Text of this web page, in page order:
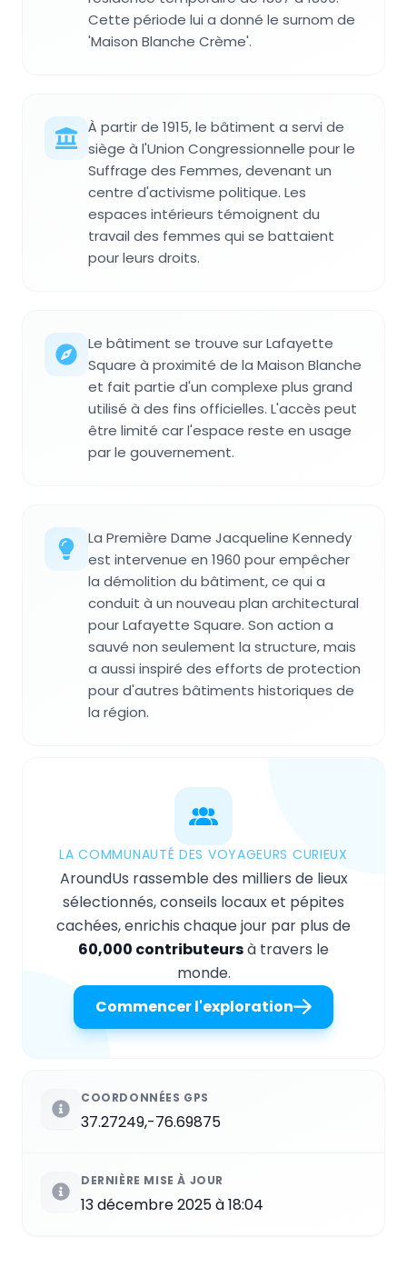
Cette période lui a donné le surnom de
'Maison Blanche Crème'.
À partir de 1915, le bâtiment a servi de
siège à l'Union Congressionnelle pour le
Suffrage des Femmes, devenant un
centre d'activisme politique. Les
espaces intérieurs témoignent du
travail des femmes qui se battaient
pour leurs droits.
Le bâtiment se trouve sur Lafayette
Square à proximité de la Maison Blanche
et fait partie d'un complexe plus grand
utilisé à des fins officielles. L'accès peut
être limité car l'espace reste en usage
par le gouvernement.
La Première Dame Jacqueline Kennedy
est intervenue en 1960 pour empêcher
la démolition du bâtiment, ce qui a
conduit à un nouveau plan architectural
pour Lafayette Square. Son action a
sauvé non seulement la structure, mais
a aussi inspiré des efforts de protection
pour d'autres bâtiments historiques de
la région.
LA COMMUNAUTÉ DES VOYAGEURS CURIEUX
AroundUs rassemble des milliers de lieux
sélectionnés, conseils locaux et pépites
cachées, enrichis chaque jour par plus de
60,000 contributeursà travers le
monde.
Commencer l'exploration
COORDONNÉES GPS
37.27249,-76.69875
DERNIÈRE MISE À JOUR
13 décembre 2025 à 18:04